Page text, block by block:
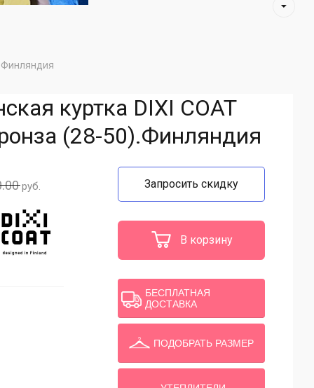
куртка DIXI COAT
(28-50).Финляндия
руб.
В корзину
Запросить скидку
БЕСПЛАТНАЯ
ДОСТАВКА
ПОДОБРАТЬ РАЗМЕР